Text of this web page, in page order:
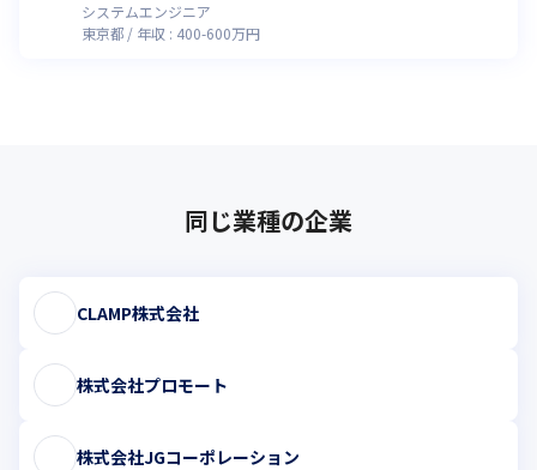
システムエンジニア
東京都
年収 : 400-600万円
同じ業種の企業
CLAMP株式会社
株式会社プロモート
株式会社JGコーポレーション